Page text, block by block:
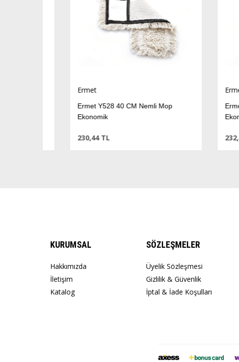
Ermet Y528 40 CM Nemli Mop
Ekonomik
230,44 TL
Ermet
Ekonomik
232,75 TL
KURUMSAL
Hakkımızda
İletişim
Katalog
SÖZLEŞMELER
Üyelik Sözleşmesi
Gizlilik & Güvenlik
İptal & İade Koşulları